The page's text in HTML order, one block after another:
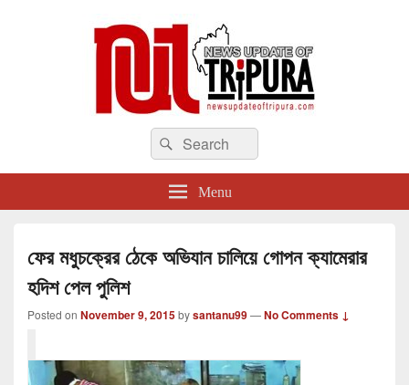
newsupdateoftripura.com
The one & only exceptional Bengali Version online news & infotainment portal
in Tripura.
Search
for:
Search
Menu
ফের মধুচক্রের ঠেকে অভিযান চালিয়ে গোপন ক্যামেরার
হদিশ পেল পুলিশ
Posted on November 9, 2015bysantanu99—No Comments ↓